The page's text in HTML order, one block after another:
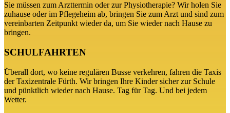
Sie müssen zum Arzttermin oder zur Physiotherapie? Wir holen Sie
zuhause oder im Pflegeheim ab, bringen Sie zum Arzt und sind zum
vereinbarten Zeitpunkt wieder da, um Sie wieder nach Hause zu
bringen.
SCHULFAHRTEN
Überall dort, wo keine regulären Busse verkehren, fahren die Taxis
der Taxizentrale Fürth. Wir bringen Ihre Kinder sicher zur Schule
und pünktlich wieder nach Hause. Tag für Tag. Und bei jedem
Wetter.